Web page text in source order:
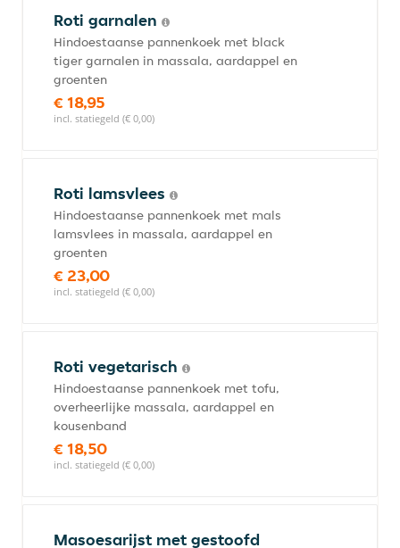
Roti garnalen
Hindoestaanse pannenkoek met black
tiger garnalen in massala, aardappel en
groenten
€ 18,95
incl. statiegeld (€ 0,00)
Roti lamsvlees
Hindoestaanse pannenkoek met mals
lamsvlees in massala, aardappel en
groenten
€ 23,00
incl. statiegeld (€ 0,00)
Roti vegetarisch
Hindoestaanse pannenkoek met tofu,
overheerlijke massala, aardappel en
kousenband
€ 18,50
incl. statiegeld (€ 0,00)
Masoesarijst met gestoofd